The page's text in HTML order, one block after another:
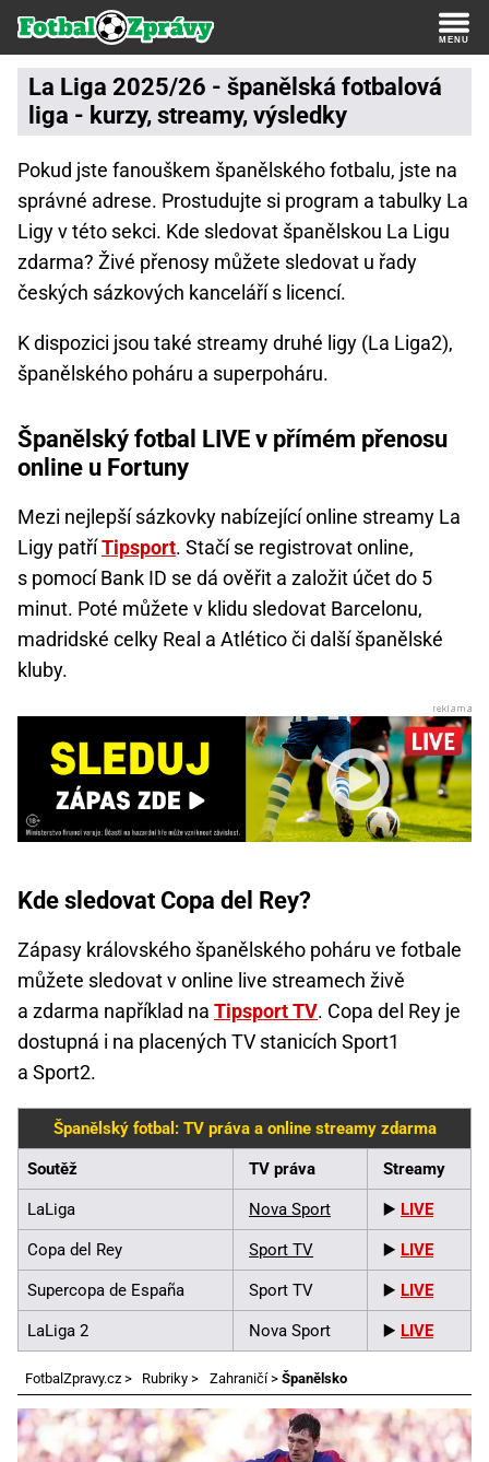
La Liga 2025/26 - španělská fotbalová
liga - kurzy, streamy, výsledky
Pokud jste fanouškem španělského fotbalu, jste na
správné adrese. Prostudujte si program a tabulky La
Ligy v této sekci. Kde sledovat španělskou La Ligu
zdarma? Živé přenosy můžete sledovat u řady
českých sázkových kanceláří s licencí.
K dispozici jsou také streamy druhé ligy (La Liga2),
španělského poháru a superpoháru.
Španělský fotbal LIVE v přímém přenosu
online u Fortuny
Mezi nejlepší sázkovky nabízející online streamy La
Ligy patříTipsport. Stačí se registrovat online,
s pomocí Bank ID se dá ověřit a založit účet do 5
minut. Poté můžete v klidu sledovat Barcelonu,
madridské celky Real a Atlético či další španělské
kluby.
Kde sledovat Copa del Rey?
Zápasy královského španělského poháru ve fotbale
můžete sledovat v online live streamech živě
a zdarma například na Tipsport TV. Copa del Rey je
dostupná i na placených TV stanicích Sport1
a Sport2.
Španělský fotbal: TV práva a online streamy zdarma
Soutěž TV práva Streamy
LaLiga Nova Sport ▶️ LIVE
Copa del Rey Sport TV ▶️ LIVE
Supercopa de España Sport TV ▶️ LIVE
LaLiga 2 Nova Sport ▶️ LIVE
FotbalZpravy.cz > Rubriky > Zahraničí > Španělsko